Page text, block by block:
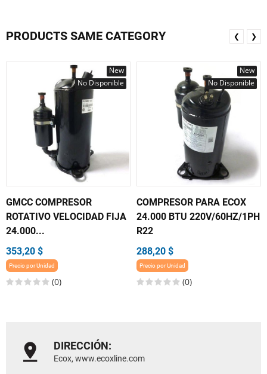
PRODUCTS SAME CATEGORY
New
No Disponible
GMCC COMPRESOR
ROTATIVO VELOCIDAD FIJA
24.000...
353,20 $
Precio por Unidad
(0)
New
No Disponible
COMPRESOR PARA ECOX
24.000 BTU 220V/60HZ/1PH
R22
288,20 $
Precio por Unidad
(0)
❮ ❯
DIRECCIÓN:
Ecox, www.ecoxline.com